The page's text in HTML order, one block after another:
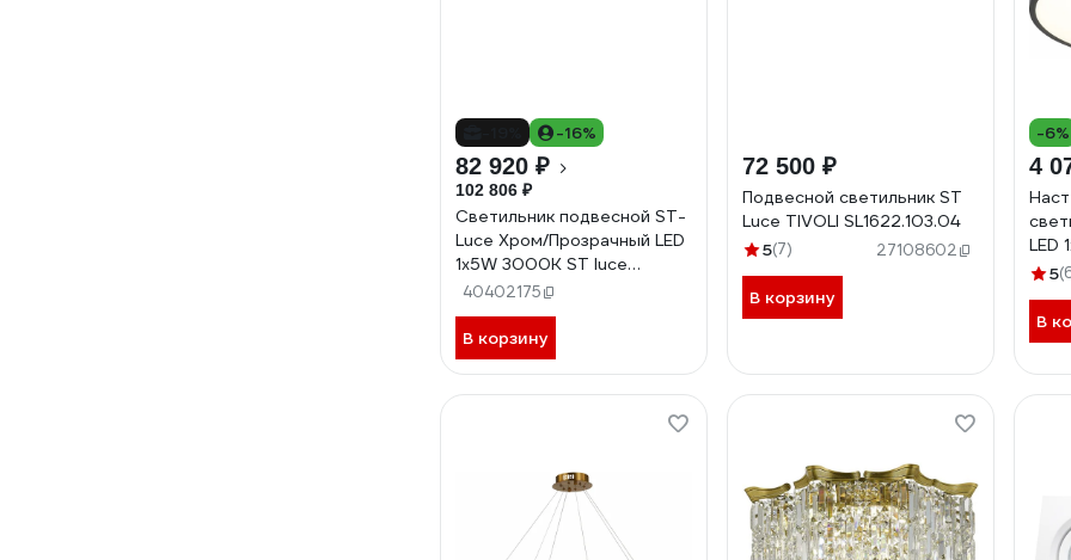
-16%
82 920 ₽
102 806 ₽
Светильник подвесной ST-
Luce Хром/Прозрачный LED
1х5W 3000K ST luce
SL6601.103.114
40402175
В корзину
72 500 ₽
Подвесной светильник ST
Luce TIVOLI SL1622.103.04
5(7) 27108602
В корзину
-6%
4
LED
5
В